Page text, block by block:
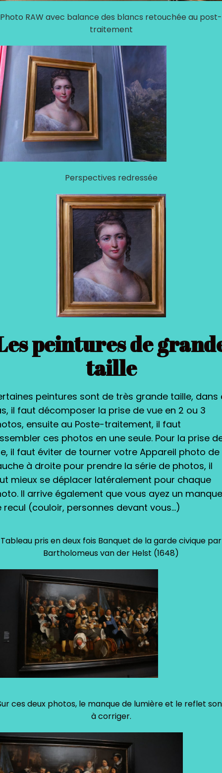
Photo RAW avec balance des blancs retouchée au post-
traitement
Perspectives redressée
peintures de
taille
peintures sont de très grande taille, dans
il faut décomposer la prise de vue en 2 ou 3
ensuite au Poste-traitement, il faut
ces photos en une seule. Pour la prise
il faut éviter de tourner votre Appareil photo de
à droite pour prendre la série de photos, il
mieux se déplacer latéralement pour chaque
Il arrive également que vous ayez un manque
recul (couloir, personnes devant vous…)
Tableau pris en deux fois Banquet de la garde civique par
Bartholomeus van der Helst (1648)
ces deux photos, le manque de lumière et le reflet
à corriger.